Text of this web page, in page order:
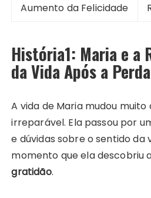
Aumento da Felicidade
História1: Maria e a
da Vida Após a Perda
A vida de Maria mudou
irreparável. Ela passou por
e dúvidas sobre o sentido da
momento que ela descobriu
gratidão.